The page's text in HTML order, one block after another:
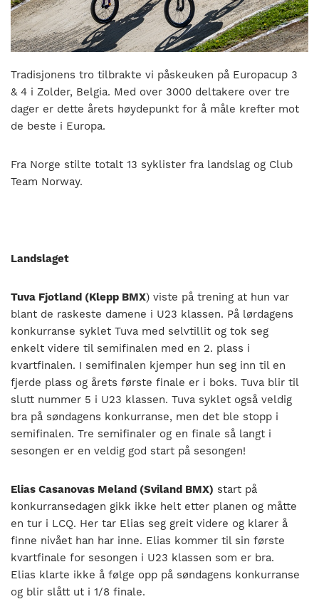
til
bli
en
folkesport.
Tradisjonens tro tilbrakte vi påskeuken på Europacup 3
& 4 i Zolder, Belgia. Med over 3000 deltakere over tre
dager er dette årets høydepunkt for å måle krefter mot
de beste i Europa.
Fra Norge stilte totalt 13 syklister fra landslag og Club
Team Norway.
Landslaget
Tuva Fjotland (Klepp BMX) viste på trening at hun var
blant de raskeste damene i U23 klassen. På lørdagens
konkurranse syklet Tuva med selvtillit og tok seg
enkelt videre til semifinalen med en 2. plass i
kvartfinalen. I semifinalen kjemper hun seg inn til en
fjerde plass og årets første finale er i boks. Tuva blir til
slutt nummer 5 i U23 klassen. Tuva syklet også veldig
bra på søndagens konkurranse, men det ble stopp i
semifinalen. Tre semifinaler og en finale så langt i
sesongen er en veldig god start på sesongen!
Elias Casanovas Meland (Sviland BMX) start på
konkurransedagen gikk ikke helt etter planen og måtte
en tur i LCQ. Her tar Elias seg greit videre og klarer å
finne nivået han har inne. Elias kommer til sin første
kvartfinale for sesongen i U23 klassen som er bra.
Elias klarte ikke å følge opp på søndagens konkurranse
og blir slått ut i 1/8 finale.